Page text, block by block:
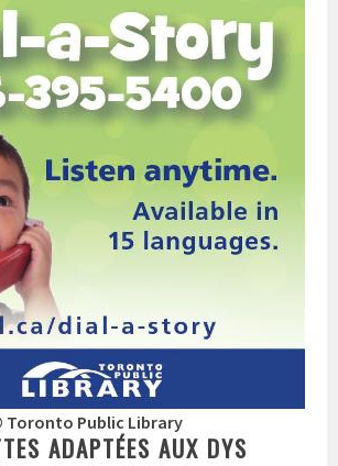
Toronto Public Library
ADAPTÉES AUX DYS